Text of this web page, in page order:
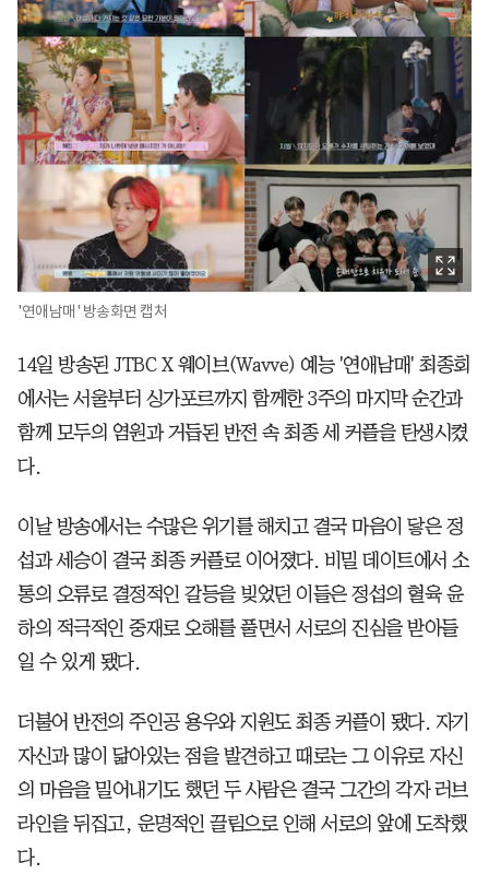
'연애남매' 방송화면 캡처
14일 방송된 JTBC X 웨이브(Wavve) 예능 '연애남매' 최종회
에서는 서울부터 싱가포르까지 함께한 3주의 마지막 순간과
함께 모두의 염원과 거듭된 반전 속 최종 세 커플을 탄생시켰
다.
이날 방송에서는 수많은 위기를 해치고 결국 마음이 닿은 정
섭과 세승이 결국 최종 커플로 이어졌다. 비밀 데이트에서 소
통의 오류로 결정적인 갈등을 빚었던 이들은 정섭의 혈육 윤
하의 적극적인 중재로 오해를 풀면서 서로의 진심을 받아들
일 수 있게 됐다.
더불어 반전의 주인공 용우와 지원도 최종 커플이 됐다. 자기
자신과 많이 닮아있는 점을 발견하고 때로는 그 이유로 자신
의 마음을 밀어내기도 했던 두 사람은 결국 그간의 각자 러브
라인을 뒤집고, 운명적인 끌림으로 인해 서로의 앞에 도착했
다.